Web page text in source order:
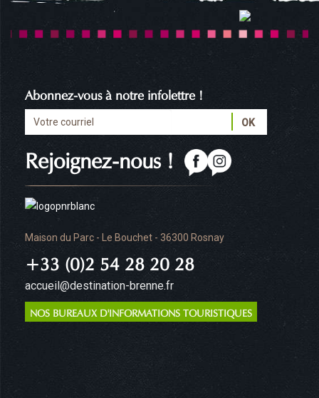
Maison du Parc - Le Bouchet - 36300 Rosnay
+33 (0)2 54 28 20 28
accueil@destination-brenne.fr
NOS BUREAUX D'INFORMATIONS TOURISTIQUES
Rejoignez-nous !
Abonnez-vous à notre infolettre !